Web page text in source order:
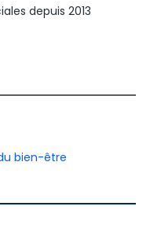
depuis 2013
bien-être